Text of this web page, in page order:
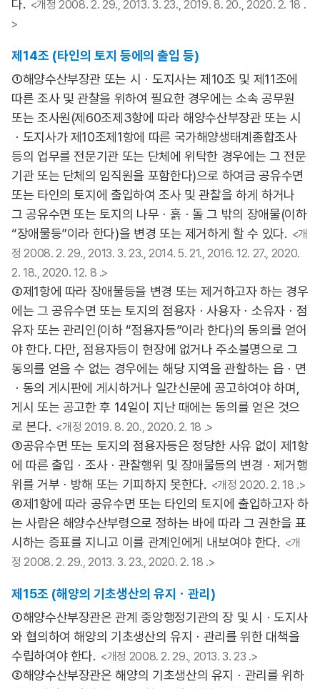
다. <개정 2008. 2. 29., 2013. 3. 23., 2019. 8. 20., 2020. 2. 18 .
>
제14조 (타인의 토지 등에의 출입 등)
①해양수산부장관 또는 시ㆍ도지사는 제10조 및 제11조에
따른 조사 및 관찰을 위하여 필요한 경우에는 소속 공무원
또는 조사원(제60조제3항에 따라 해양수산부장관 또는 시
ㆍ도지사가 제10조제1항에 따른 국가해양생태계종합조사
등의 업무를 전문기관 또는 단체에 위탁한 경우에는 그 전문
기관 또는 단체의 임직원을 포함한다)으로 하여금 공유수면
또는 타인의 토지에 출입하여 조사 및 관찰을 하게 하거나
그 공유수면 또는 토지의 나무ㆍ흙ㆍ돌 그 밖의 장애물(이하
“장애물등”이라 한다)을 변경 또는 제거하게 할 수 있다. <개
정 2008. 2. 29., 2013. 3. 23., 2014. 5. 21., 2016. 12. 27., 2020.
2. 18., 2020. 12. 8 .>
②제1항에 따라 장애물등을 변경 또는 제거하고자 하는 경우
에는 그 공유수면 또는 토지의 점용자ㆍ사용자ㆍ소유자ㆍ점
유자 또는 관리인(이하 “점용자등”이라 한다)의 동의를 얻어
야 한다. 다만, 점용자등이 현장에 없거나 주소불명으로 그
동의를 얻을 수 없는 경우에는 해당 지역을 관할하는 읍ㆍ면
ㆍ동의 게시판에 게시하거나 일간신문에 공고하여야 하며,
게시 또는 공고한 후 14일이 지난 때에는 동의를 얻은 것으
로 본다. <개정 2019. 8. 20., 2020. 2. 18 .>
③공유수면 또는 토지의 점용자등은 정당한 사유 없이 제1항
에 따른 출입ㆍ조사ㆍ관찰행위 및 장애물등의 변경ㆍ제거행
위를 거부ㆍ방해 또는 기피하지 못한다. <개정 2020. 2. 18 .>
④제1항에 따라 공유수면 또는 타인의 토지에 출입하고자 하
는 사람은 해양수산부령으로 정하는 바에 따라 그 권한을 표
시하는 증표를 지니고 이를 관계인에게 내보여야 한다. <개
정 2008. 2. 29., 2013. 3. 23., 2020. 2. 18 .>
제15조 (해양의 기초생산의 유지ㆍ관리)
①해양수산부장관은 관계 중앙행정기관의 장 및 시ㆍ도지사
와 협의하여 해양의 기초생산의 유지ㆍ관리를 위한 대책을
수립하여야 한다. <개정 2008. 2. 29., 2013. 3. 23 .>
②해양수산부장관은 해양의 기초생산의 유지ㆍ관리를 위하